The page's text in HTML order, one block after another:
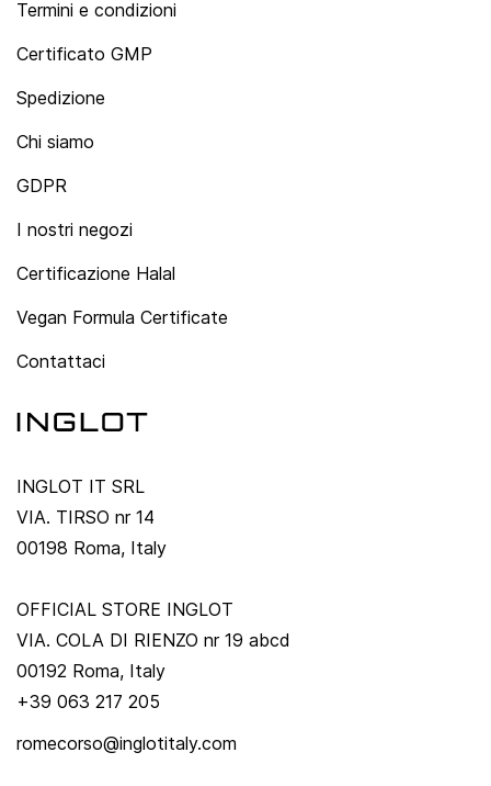
Termini e condizioni
Certificato GMP
Spedizione
Chi siamo
GDPR
I nostri negozi
Certificazione Halal
Vegan Formula Certificate
Contattaci
INGLOT IT SRL
VIA. TIRSO nr 14
00198 Roma, Italy
OFFICIAL STORE INGLOT
VIA. COLA DI RIENZO nr 19 abcd
00192 Roma, Italy
+39 063 217 205
romecorso@inglotitaly.com